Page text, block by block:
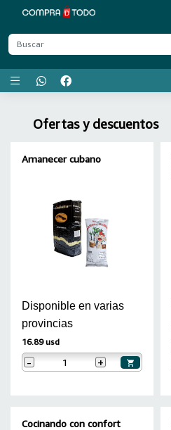
Menú principal
Ofertas y descuentos
Amanecer cubano
Disponible en varias
provincias
16.89 usd
- +
Cocinando con confort